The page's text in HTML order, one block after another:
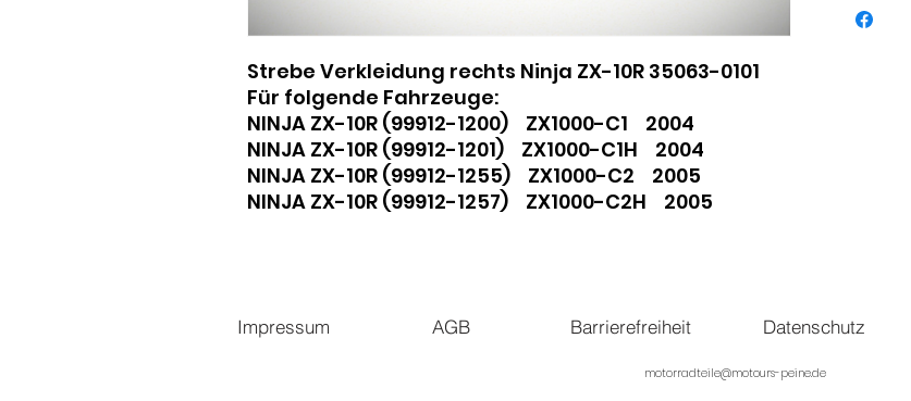
Strebe Verkleidung rechts Ninja ZX-10R 35063-0101
Für folgende Fahrzeuge:
NINJA ZX-10R (99912-1200) ZX1000-C1 2004
NINJA ZX-10R (99912-1201) ZX1000-C1H 2004
NINJA ZX-10R (99912-1255) ZX1000-C2 2005
NINJA ZX-10R (99912-1257) ZX1000-C2H 2005
Impressum AGB Barrierefreiheit Datenschutz
motorradteile@motours-peine.de